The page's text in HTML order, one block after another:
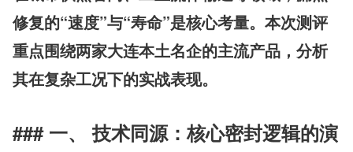
修复的“速度”与“寿命”是核心考量。本次测评
重点围绕两家大连本土名企的主流产品，分析
其在复杂工况下的实战表现。
### 一、 技术同源：核心密封逻辑的演